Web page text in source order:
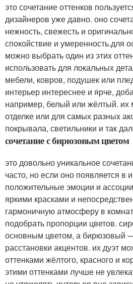
это сочетание оттенков
дизайнеров уже давно. оно
нежность, свежесть и
спокойствие и умеренность.для
можно выбрать один из этих
использовать для локальных
мебели, ковров, подушек или
интерьер интереснее и ярче,
например, белый или жёлтый. их
отделке или для самых разных
покрывала, светильники и так
сочетание с бирюзовым цветом
это довольно уникальное
часто, но если оно появляется в
положительные эмоции и
яркими красками и
гармоничную атмосферу в
подобрать пропорции цветов.
основным цветом, а бирюзовый
расстановки акцентов. их дуэт
оттенками жёлтого, красного и
этими оттенками лучше не